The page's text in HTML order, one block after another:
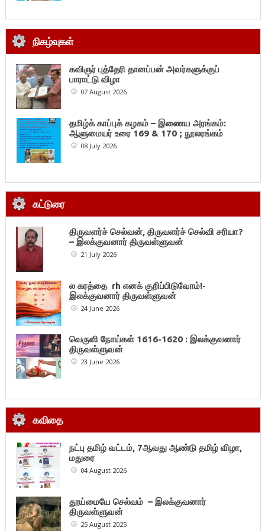
நிகழ்வுகள்
கவிஞர் புத்தேரி தானப்பன் அவர்களுக்குப்
பாராட்டு விழா
07 August 2026
தமிழ்க் காப்புக் கழகம் – இணைய அரங்கம்:
ஆளுமையர் உரை 169 & 170 ; நூலரங்கம்
08 July 2026
கட்டுரை
திருவளர்ச் செல்வன், திருவளர்ச் செல்வி சரியா?
– இலக்குவனார் திருவள்ளுவன்
21 July 2026
ல கரத்தை rh எனக் குறிப்பிடுவோம்!-
இலக்குவனார் திருவள்ளுவன்
24 June 2026
வெருளி நோய்கள் 1616-1620 : இலக்குவனார்
திருவள்ளுவன்
23 June 2026
கவிதை
நட்பு தமிழ் வட்டம், 7ஆவது ஆண்டு தமிழ் விழா,
மதுரை
04 August 2026
தூய்மையே செல்வம் – இலக்குவனார்
திருவள்ளுவன்
25 August 2025